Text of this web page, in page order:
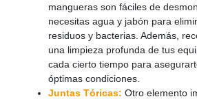
mangueras son fáciles de
necesitas agua y jabón para
residuos y bacterias. Además,
una limpieza profunda de tus
cada cierto tiempo para
óptimas condiciones.
Juntas Tóricas: Otro elemento